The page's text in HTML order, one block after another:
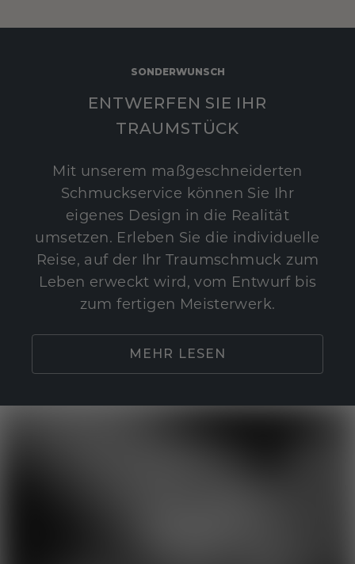
SONDERWUNSCH
ENTWERFEN SIE IHR
TRAUMSTÜCK
Mit unserem maßgeschneiderten
Schmuckservice können Sie Ihr
eigenes Design in die Realität
umsetzen. Erleben Sie die individuelle
Reise, auf der Ihr Traumschmuck zum
Leben erweckt wird, vom Entwurf bis
zum fertigen Meisterwerk.
MEHR LESEN